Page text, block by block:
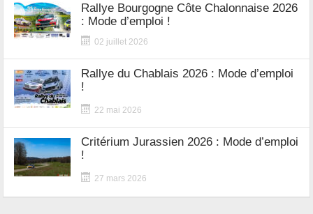
Rallye Bourgogne Côte Chalonnaise 2026
: Mode d’emploi !
02 juillet 2026
Rallye du Chablais 2026 : Mode d’emploi
!
22 mai 2026
Critérium Jurassien 2026 : Mode d’emploi
!
27 mars 2026